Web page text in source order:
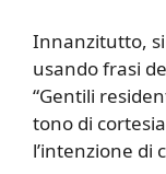
Innanzitutto,
usando frasi
“Gentili
tono di
l’intenzione di